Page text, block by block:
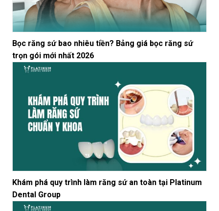
Bọc răng sứ bao nhiêu tiền? Bảng giá bọc răng sứ
trọn gói mới nhất 2026
Khám phá quy trình làm răng sứ an toàn tại Platinum
Dental Group